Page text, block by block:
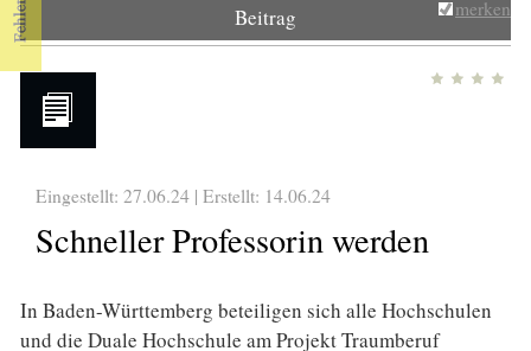
Beitrag merken
Eingestellt: 27.06.24 | Erstellt: 14.06.24
Schneller Professorin werden
In Baden-Württemberg beteiligen sich alle Hochschulen
und die Duale Hochschule am Projekt Traumberuf